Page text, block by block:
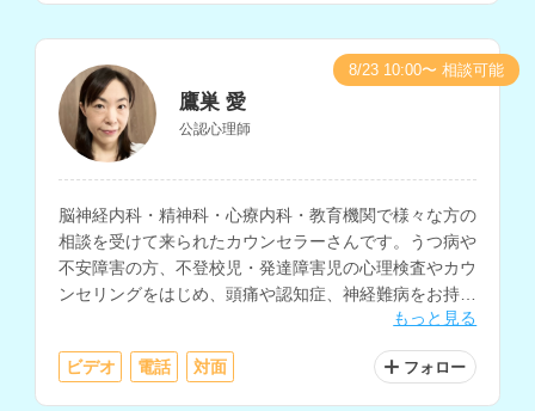
鷹巣 愛
公認心理師
脳神経内科・精神科・心療内科・教育機関で様々な方の
相談を受けて来られたカウンセラーさんです。うつ病や
不安障害の方、不登校児・発達障害児の心理検査やカウ
ンセリングをはじめ、頭痛や認知症、神経難病をお持ち
の方や、そのご家族のカウンセリングを行なって来た経
験をお持ちです。
もっと見る
ビデオ 電話 対面 フォロー
8/23 10:00〜 相談可能